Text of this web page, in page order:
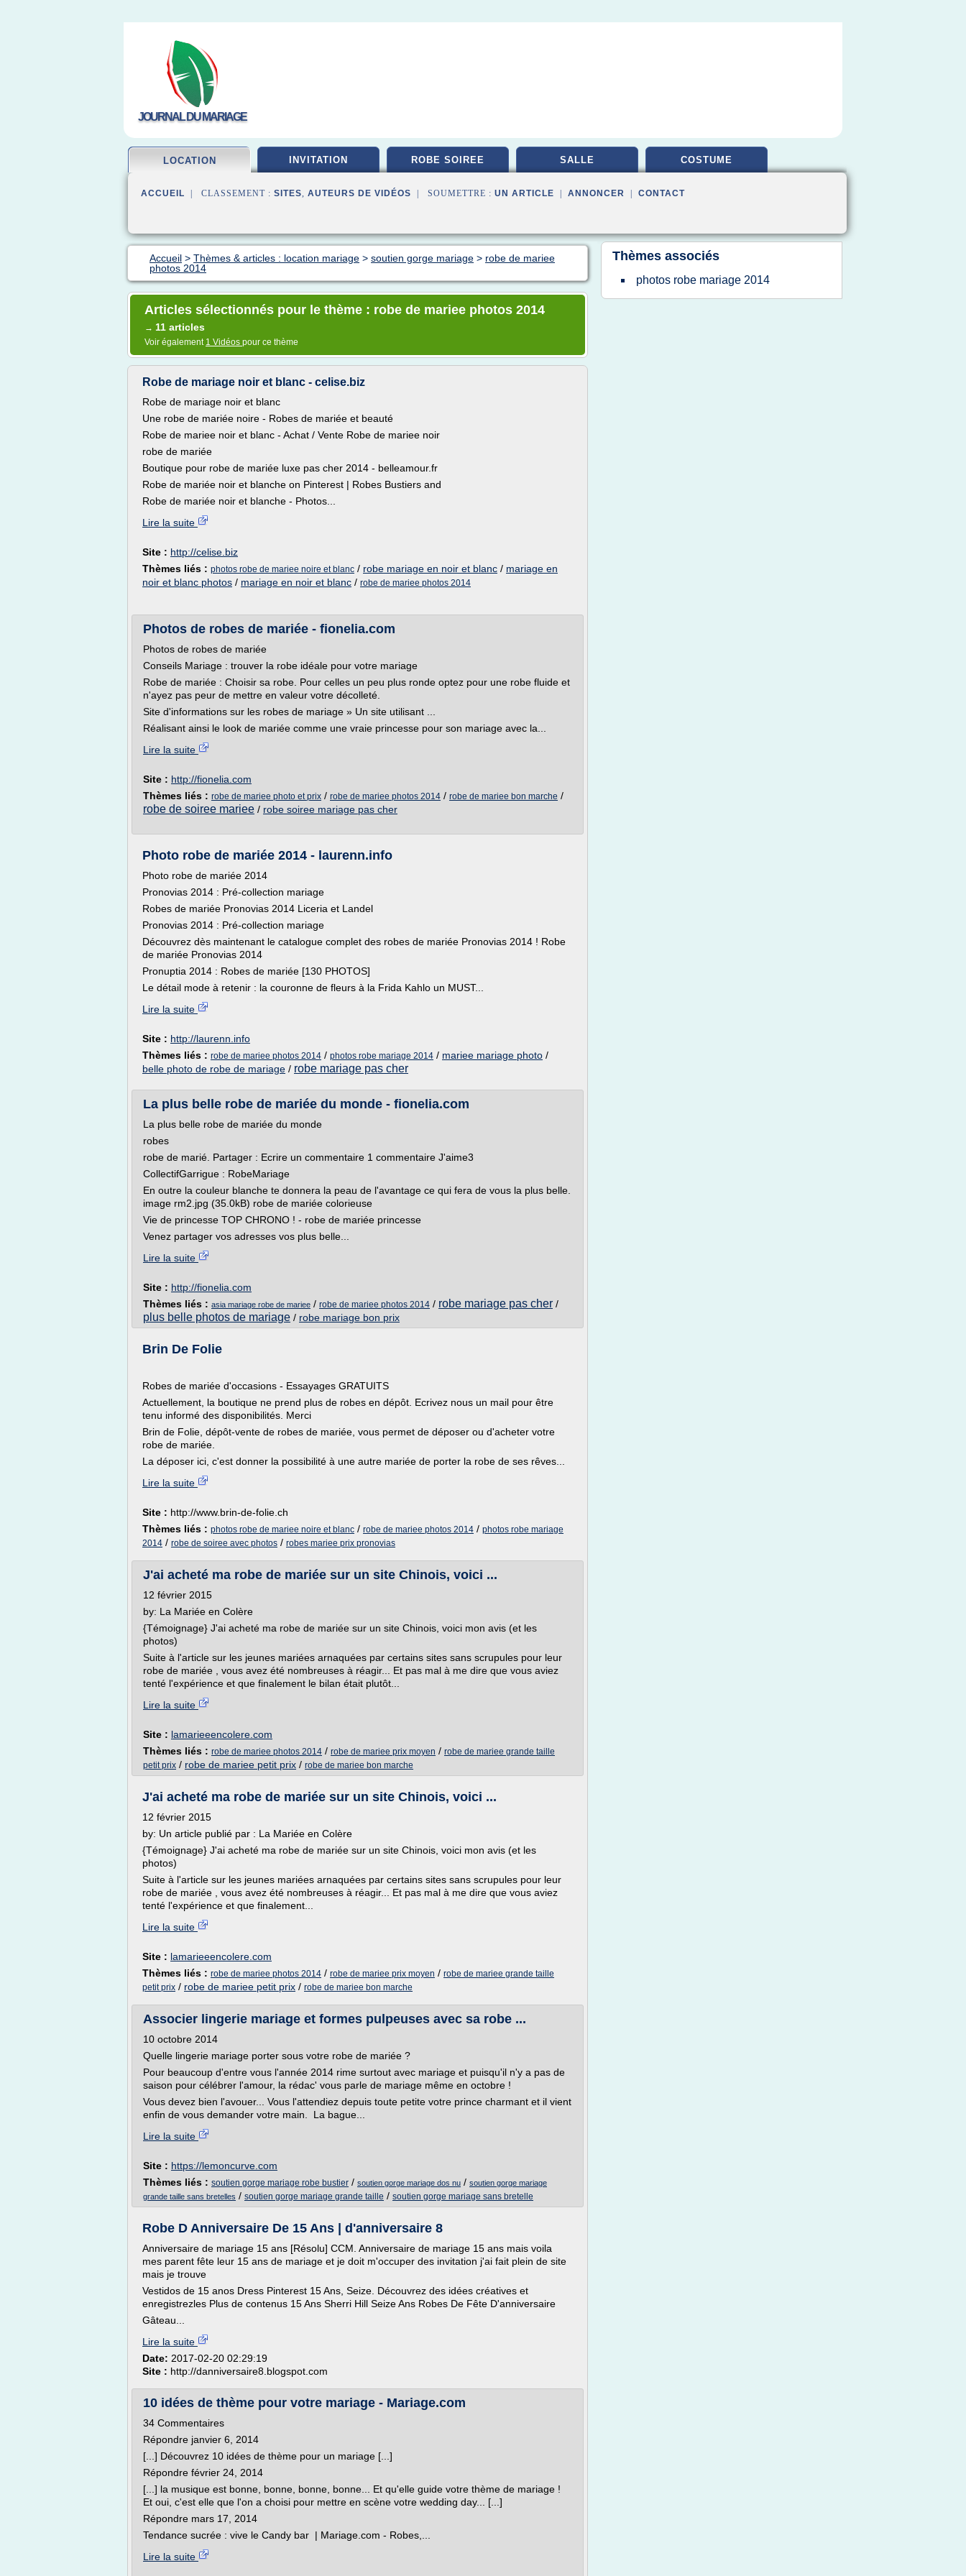
JOURNAL DU MARIAGE
LOCATION INVITATION ROBE SOIREE SALLE COSTUME
ACCUEIL | CLASSEMENT : SITES, AUTEURS DE VIDÉOS | SOUMETTRE : UN ARTICLE ANNONCER CONTACT
Accueil > Thèmes & articles : location mariage > soutien gorge mariage > robe de mariee
photos 2014
Articles sélectionnés pour le thème : robe de mariee photos 2014
→ 11 articles
Voir également 1 Vidéos pour ce thème
Robe de mariage noir et blanc - celise.biz
Robe de mariage noir et blanc
Une robe de mariée noire - Robes de mariée et beauté
Robe de mariee noir et blanc - Achat / Vente Robe de mariee noir
robe de mariée
Boutique pour robe de mariée luxe pas cher 2014 - belleamour.fr
Robe de mariée noir et blanche on Pinterest | Robes Bustiers and
Robe de mariée noir et blanche - Photos...
Lire la suite
Site : http://celise.biz
Thèmes liés : photos robe de mariee noire et blanc / robe mariage en noir et blanc / mariage en
noir et blanc photos / mariage en noir et blanc / robe de mariee photos 2014
Photos de robes de mariée - fionelia.com
Photos de robes de mariée
Conseils Mariage : trouver la robe idéale pour votre mariage
Robe de mariée : Choisir sa robe. Pour celles un peu plus ronde optez pour une robe fluide et
n'ayez pas peur de mettre en valeur votre décolleté.
Site d'informations sur les robes de mariage » Un site utilisant ...
Réalisant ainsi le look de mariée comme une vraie princesse pour son mariage avec la...
Lire la suite
Site : http://fionelia.com
Thèmes liés : robe de mariee photo et prix / robe de mariee photos 2014 / robe de mariee bon marche /
robe de soiree mariee / robe soiree mariage pas cher
Photo robe de mariée 2014 - laurenn.info
Photo robe de mariée 2014
Pronovias 2014 : Pré-collection mariage
Robes de mariée Pronovias 2014 Liceria et Landel
Pronovias 2014 : Pré-collection mariage
Découvrez dès maintenant le catalogue complet des robes de mariée Pronovias 2014 ! Robe
de mariée Pronovias 2014
Pronuptia 2014 : Robes de mariée [130 PHOTOS]
Le détail mode à retenir : la couronne de fleurs à la Frida Kahlo un MUST...
Lire la suite
Site : http://laurenn.info
Thèmes liés : robe de mariee photos 2014 / photos robe mariage 2014 / mariee mariage photo /
belle photo de robe de mariage / robe mariage pas cher
La plus belle robe de mariée du monde - fionelia.com
La plus belle robe de mariée du monde
robes
robe de marié. Partager : Ecrire un commentaire 1 commentaire J'aime3
CollectifGarrigue : RobeMariage
En outre la couleur blanche te donnera la peau de l'avantage ce qui fera de vous la plus belle.
image rm2.jpg (35.0kB) robe de mariée colorieuse
Vie de princesse TOP CHRONO ! - robe de mariée princesse
Venez partager vos adresses vos plus belle...
Lire la suite
Site : http://fionelia.com
Thèmes liés : asia mariage robe de mariee / robe de mariee photos 2014 / robe mariage pas cher /
plus belle photos de mariage / robe mariage bon prix
Brin De Folie
Robes de mariée d'occasions - Essayages GRATUITS
Actuellement, la boutique ne prend plus de robes en dépôt. Ecrivez nous un mail pour être
tenu informé des disponibilités. Merci
Brin de Folie, dépôt-vente de robes de mariée, vous permet de déposer ou d'acheter votre
robe de mariée.
La déposer ici, c'est donner la possibilité à une autre mariée de porter la robe de ses rêves...
Lire la suite
Site : http://www.brin-de-folie.ch
Thèmes liés : photos robe de mariee noire et blanc / robe de mariee photos 2014 / photos robe mariage
2014 / robe de soiree avec photos / robes mariee prix pronovias
J'ai acheté ma robe de mariée sur un site Chinois, voici ...
12 février 2015
by: La Mariée en Colère
{Témoignage} J'ai acheté ma robe de mariée sur un site Chinois, voici mon avis (et les
photos)
Suite à l'article sur les jeunes mariées arnaquées par certains sites sans scrupules pour leur
robe de mariée , vous avez été nombreuses à réagir... Et pas mal à me dire que vous aviez
tenté l'expérience et que finalement le bilan était plutôt...
Lire la suite
Site : lamarieeencolere.com
Thèmes liés : robe de mariee photos 2014 / robe de mariee prix moyen / robe de mariee grande taille
petit prix / robe de mariee petit prix / robe de mariee bon marche
J'ai acheté ma robe de mariée sur un site Chinois, voici ...
12 février 2015
by: Un article publié par : La Mariée en Colère
{Témoignage} J'ai acheté ma robe de mariée sur un site Chinois, voici mon avis (et les
photos)
Suite à l'article sur les jeunes mariées arnaquées par certains sites sans scrupules pour leur
robe de mariée , vous avez été nombreuses à réagir... Et pas mal à me dire que vous aviez
tenté l'expérience et que finalement...
Lire la suite
Site : lamarieeencolere.com
Thèmes liés : robe de mariee photos 2014 / robe de mariee prix moyen / robe de mariee grande taille
petit prix / robe de mariee petit prix / robe de mariee bon marche
Associer lingerie mariage et formes pulpeuses avec sa robe ...
10 octobre 2014
Quelle lingerie mariage porter sous votre robe de mariée ?
Pour beaucoup d'entre vous l'année 2014 rime surtout avec mariage et puisqu'il n'y a pas de
saison pour célébrer l'amour, la rédac' vous parle de mariage même en octobre !
Vous devez bien l'avouer... Vous l'attendiez depuis toute petite votre prince charmant et il vient
enfin de vous demander votre main. La bague...
Lire la suite
Site : https://lemoncurve.com
Thèmes liés : soutien gorge mariage robe bustier / soutien gorge mariage dos nu / soutien gorge mariage
grande taille sans bretelles / soutien gorge mariage grande taille / soutien gorge mariage sans bretelle
Robe D Anniversaire De 15 Ans | d'anniversaire 8
Anniversaire de mariage 15 ans [Résolu] CCM. Anniversaire de mariage 15 ans mais voila
mes parent fête leur 15 ans de mariage et je doit m'occuper des invitation j'ai fait plein de site
mais je trouve
Vestidos de 15 anos Dress Pinterest 15 Ans, Seize. Découvrez des idées créatives et
enregistrezles Plus de contenus 15 Ans Sherri Hill Seize Ans Robes De Fête D'anniversaire
Gâteau...
Lire la suite
Date: 2017-02-20 02:29:19
Site : http://danniversaire8.blogspot.com
10 idées de thème pour votre mariage - Mariage.com
34 Commentaires
Répondre janvier 6, 2014
[...] Découvrez 10 idées de thème pour un mariage [...]
Répondre février 24, 2014
[...] la musique est bonne, bonne, bonne, bonne... Et qu'elle guide votre thème de mariage !
Et oui, c'est elle que l'on a choisi pour mettre en scène votre wedding day... [...]
Répondre mars 17, 2014
Tendance sucrée : vive le Candy bar | Mariage.com - Robes,...
Lire la suite
Thèmes associés
photos robe mariage 2014